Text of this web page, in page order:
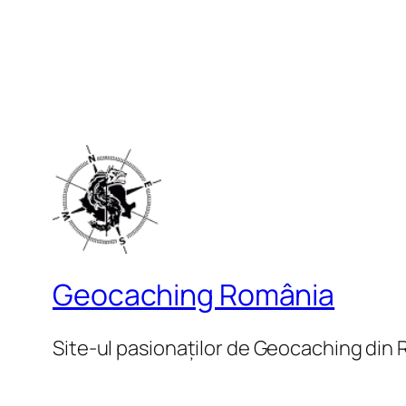
Geocaching România
Site-ul pasionaților de Geocaching din